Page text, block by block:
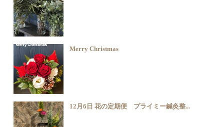
Merry Christmas
12月6日 花の定期便 プライミー鍼灸整...